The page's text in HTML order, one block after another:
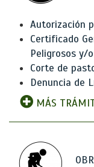
Autorización
Certificado
Peligrosos y/
Corte de
Denuncia de
MÁS